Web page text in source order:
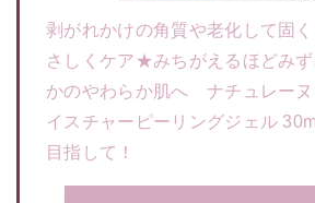
剥がれかけの角質や老化して固
さしくケア★みちがえるほどみ
かのやわらか肌へ ナチュレーヌ
イスチャーピーリングジェル
目指して！